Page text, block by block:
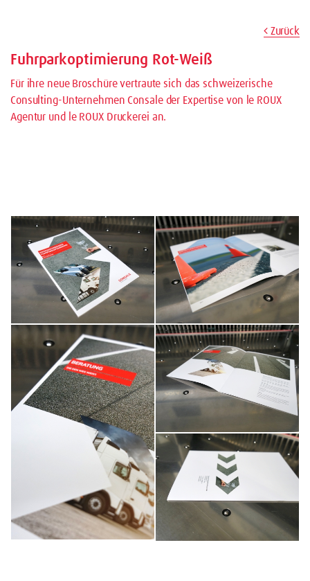
Zurück
Fuhrparkoptimierung Rot-Weiß
Für ihre neue Broschüre vertraute sich das schweizerische
Consulting-Unternehmen Consale der Expertise von le ROUX
Agentur und le ROUX Druckerei an.